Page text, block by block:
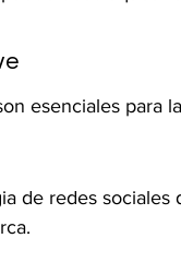
esenciales para
de redes